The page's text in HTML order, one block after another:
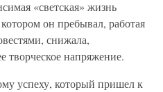
«светская» жизнь
он пребывал, работая
снижала,
творческое напряжение.
успеху, который пришел к